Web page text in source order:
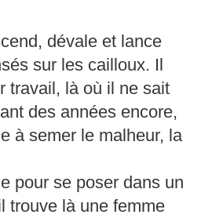
dévale et lance
sur les cailloux. Il
travail, là où il ne sait
des années encore,
à semer le malheur, la
pour se poser dans un
trouve là une femme